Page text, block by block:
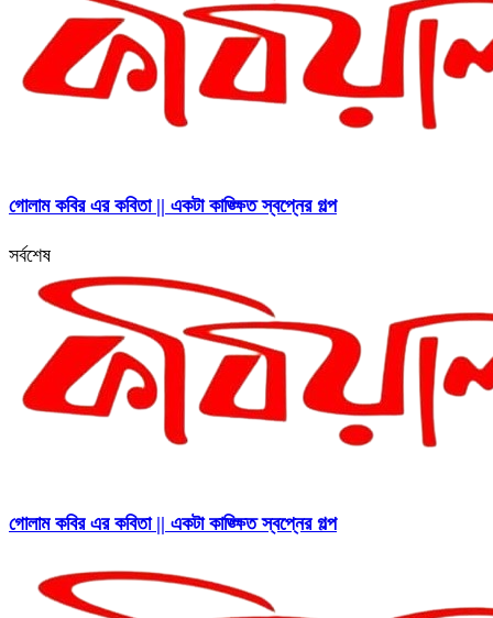
গোলাম কবির এর কবিতা || একটা কাঙ্ক্ষিত স্বপ্নের গল্প
সর্বশেষ
গোলাম কবির এর কবিতা || একটা কাঙ্ক্ষিত স্বপ্নের গল্প